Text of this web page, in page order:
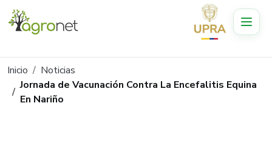
Ruta de navegación
Inicio
Noticias
Jornada de Vacunación Contra La Encefalitis Equina
En Nariño